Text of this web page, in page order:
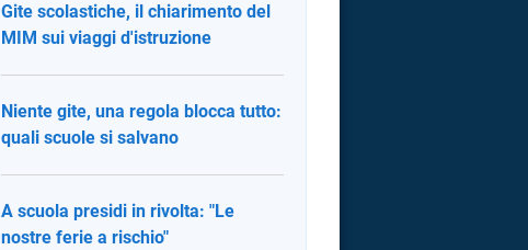
Gite scolastiche, il chiarimento del
MIM sui viaggi d'istruzione
Niente gite, una regola blocca tutto:
quali scuole si salvano
A scuola presidi in rivolta: "Le
nostre ferie a rischio"